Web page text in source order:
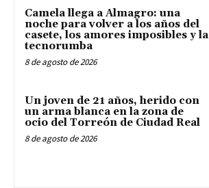
Camela llega a Almagro: una
noche para volver a los años del
casete, los amores imposibles y la
tecnorumba
8 de agosto de 2026
Un joven de 21 años, herido con
un arma blanca en la zona de
ocio del Torreón de Ciudad Real
8 de agosto de 2026